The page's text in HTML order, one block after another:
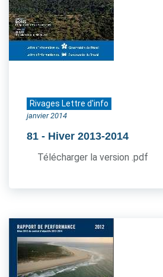
Rivages Lettre d'info
janvier 2014
81 - Hiver 2013-2014
Télécharger la version .pdf